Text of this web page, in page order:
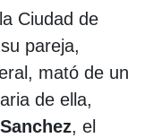
Ciudad de
pareja,
mató de un
de ella,
, el